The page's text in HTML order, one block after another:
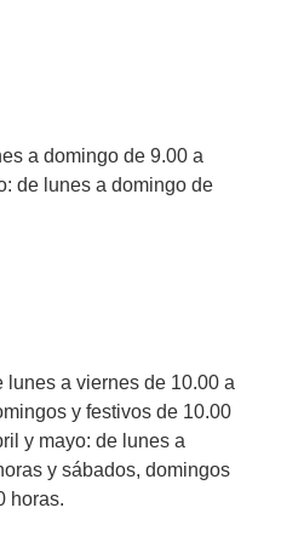
a domingo de 9.00 a
de lunes a domingo de
lunes a viernes de 10.00 a
y festivos de 10.00
y mayo: de lunes a
y sábados, domingos
horas.